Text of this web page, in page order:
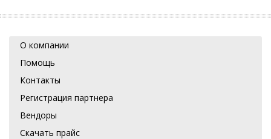
О компании
Помощь
Контакты
Регистрация партнера
Вендоры
Скачать прайс